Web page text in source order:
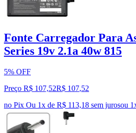
Fonte Carregador Para
Series 19v 2.1a 40w 815
5% OFF
Preço R$ 107,52R$ 107,52
no Pix Ou 1x de R$ 113,18 sem jurosou 1